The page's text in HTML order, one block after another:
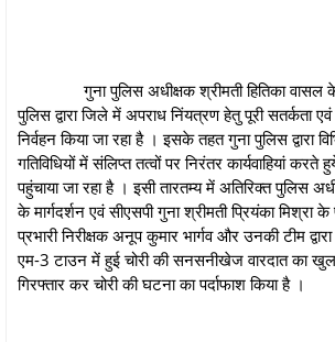
गुना पुलिस अधीक्षक श्रीमती हितिका वासल
पुलिस द्वारा जिले में अपराध निंयत्रण हेतु पूरी सतर्कता
निर्वहन किया जा रहा है । इसके तहत गुना पुलिस द्वारा
गतिविधियों में संलिप्त तत्वों पर निरंतर कार्यवाहियां
पहुंचाया जा रहा है । इसी तारतम्‍य में अतिरिक्त पुलिस
के मार्गदर्शन एवं सीएसपी गुना श्रीमती प्रियंका मिश्रा
प्रभारी निरीक्षक अनूप कुमार भार्गव और उनकी टीम
एम-3 टाउन में हुई चोरी की सनसनीखेज वारदात का
गिरफ्तार कर चोरी की घटना का पर्दाफाश किया है ।